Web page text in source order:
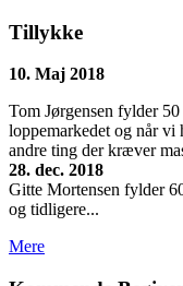
Tillykke
10. Maj 2018
Tom Jørgensen fylder
loppemarkedet og når
andre ting der kræver
28. dec. 2018
Gitte Mortensen fylder
og tidligere...
Mere